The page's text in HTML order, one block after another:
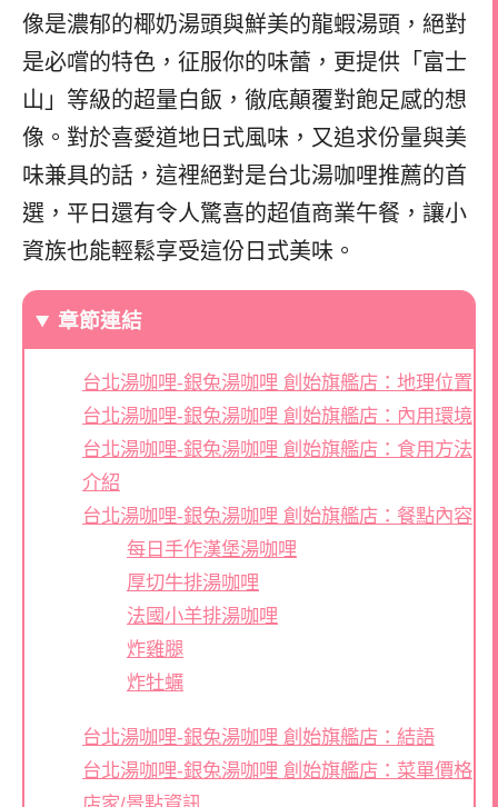
像是濃郁的椰奶湯頭與鮮美的龍蝦湯頭，絕對
是必嚐的特色，征服你的味蕾，更提供「富士
山」等級的超量白飯，徹底顛覆對飽足感的想
像。對於喜愛道地日式風味，又追求份量與美
味兼具的話，這裡絕對是台北湯咖哩推薦的首
選，平日還有令人驚喜的超值商業午餐，讓小
資族也能輕鬆享受這份日式美味。
章節連結
台北湯咖哩-銀兔湯咖哩 創始旗艦店：地理位置
台北湯咖哩-銀兔湯咖哩 創始旗艦店：內用環境
台北湯咖哩-銀兔湯咖哩 創始旗艦店：食用方法
介紹
台北湯咖哩-銀兔湯咖哩 創始旗艦店：餐點內容
每日手作漢堡湯咖哩
厚切牛排湯咖哩
法國小羊排湯咖哩
炸雞腿
炸牡蠣
台北湯咖哩-銀兔湯咖哩 創始旗艦店：結語
台北湯咖哩-銀兔湯咖哩 創始旗艦店：菜單價格